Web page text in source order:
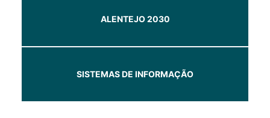
ALENTEJO 2030
SISTEMAS DE INFORMAÇÃO